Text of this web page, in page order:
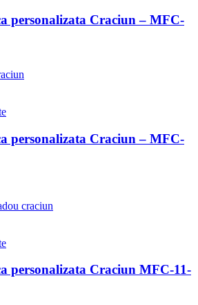
personalizata Craciun – MFC-
personalizata Craciun – MFC-
personalizata Craciun MFC-11-